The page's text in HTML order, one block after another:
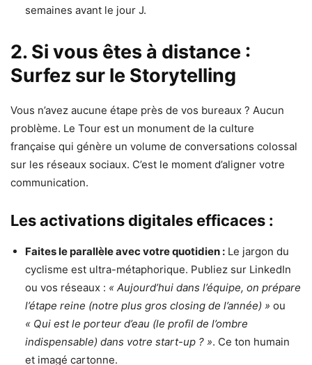
semaines avant le jour J.
2. Si vous êtes à distance :
Surfez sur le Storytelling
Vous n’avez aucune étape près de vos bureaux ? Aucun
problème. Le Tour est un monument de la culture
française qui génère un volume de conversations colossal
sur les réseaux sociaux. C’est le moment d’aligner votre
communication.
Les activations digitales efficaces :
Faites le parallèle avec votre quotidien : Le jargon du
cyclisme est ultra-métaphorique. Publiez sur LinkedIn
ou vos réseaux : « Aujourd’hui dans l’équipe, on prépare
l’étape reine (notre plus gros closing de l’année) » ou
« Qui est le porteur d’eau (le profil de l’ombre
indispensable) dans votre start-up ? ». Ce ton humain
et imagé cartonne.